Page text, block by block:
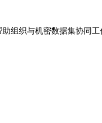
助组织与机密数据集协同工